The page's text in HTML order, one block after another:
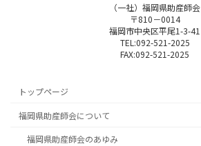
（一社）福岡県助産師会
〒810－0014
福岡市中央区平尾1-3-41
TEL:092-521-2025
FAX:092-521-2025
トップページ
福岡県助産師会について
福岡県助産師会のあゆみ